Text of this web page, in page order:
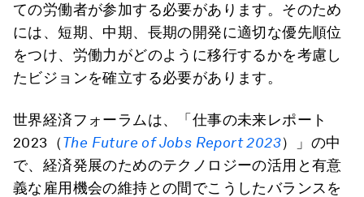
ての労働者が参加する必要があります。そのため
には、短期、中期、長期の開発に適切な優先順位
をつけ、労働力がどのように移行するかを考慮し
たビジョンを確立する必要があります。
世界経済フォーラムは、「仕事の未来レポート
2023（The Future of Jobs Report 2023）」の中
で、経済発展のためのテクノロジーの活用と有意
義な雇用機会の維持との間でこうしたバランスを